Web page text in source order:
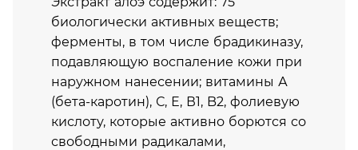
биологически активных веществ;
ферменты, в том числе брадикиназу,
подавляющую воспаление кожи при
наружном нанесении; витамины А
(бета-каротин), С, Е, В1, B2, фолиевую
кислоту, которые активно борются со
свободными радикалами,